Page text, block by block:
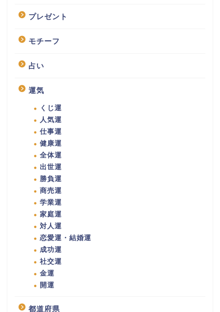
プレゼント
モチーフ
占い
運気
くじ運
人気運
仕事運
健康運
全体運
出世運
勝負運
商売運
学業運
家庭運
対人運
恋愛運・結婚運
成功運
社交運
金運
開運
都道府県